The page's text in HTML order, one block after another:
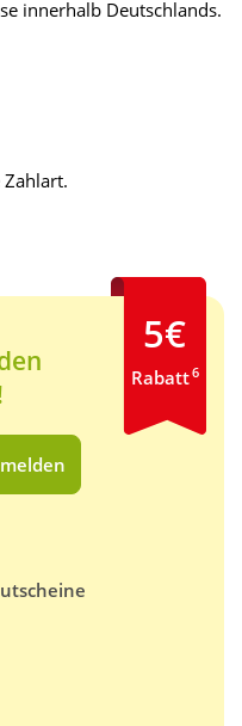
innerhalb Deutschlands.
Zahlart.
5€
Rabatt6